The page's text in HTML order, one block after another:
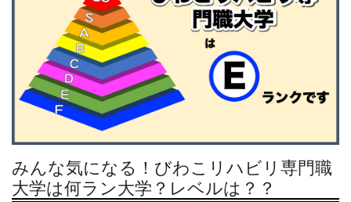
みんな気になる！びわこリハビリ専門職
大学は何ラン大学？レベルは？？